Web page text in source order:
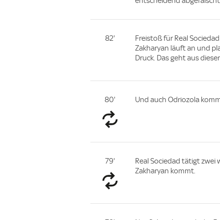
82'
Freistoß für Real
Zakharyan läuft an und
Druck. Das geht aus
80' Und auch Odriozola
79'
Real Sociedad tätigt zwei
Zakharyan kommt.